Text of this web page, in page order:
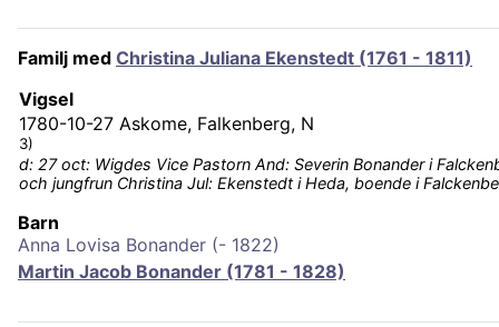
Familj med Christina Juliana Ekenstedt (1761 - 1811)
Vigsel
1780-10-27 Askome, Falkenberg, N
3)
d: 27 oct: Wigdes Vice Pastorn And: Severin Bonander i
och jungfrun Christina Jul: Ekenstedt i Heda, boende i
Barn
Anna Lovisa Bonander (- 1822)
Martin Jacob Bonander (1781 - 1828)